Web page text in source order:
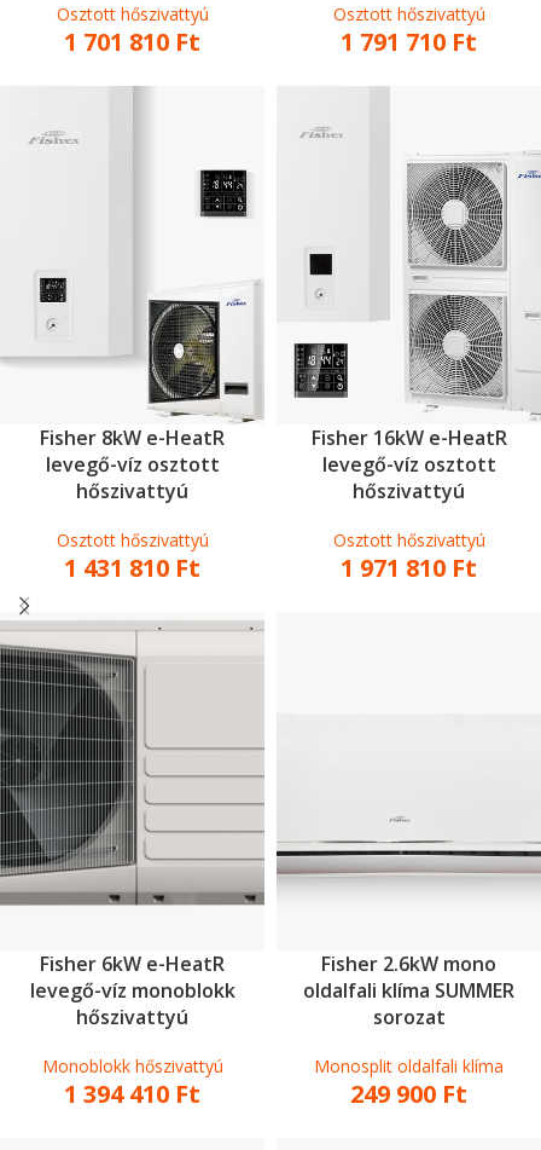
Osztott hőszivattyú
1 701 810 Ft
Osztott hőszivattyú
1 791 710 Ft
Fisher 8kW e-HeatR
levegő-víz osztott
hőszivattyú
Osztott hőszivattyú
1 431 810 Ft
Fisher 16kW e-HeatR
levegő-víz osztott
hőszivattyú
Osztott hőszivattyú
1 971 810 Ft
Fisher 6kW e-HeatR
levegő-víz monoblokk
hőszivattyú
Monoblokk hőszivattyú
1 394 410 Ft
Fisher 2.6kW mono
oldalfali klíma SUMMER
sorozat
Monosplit oldalfali klíma
249 900 Ft